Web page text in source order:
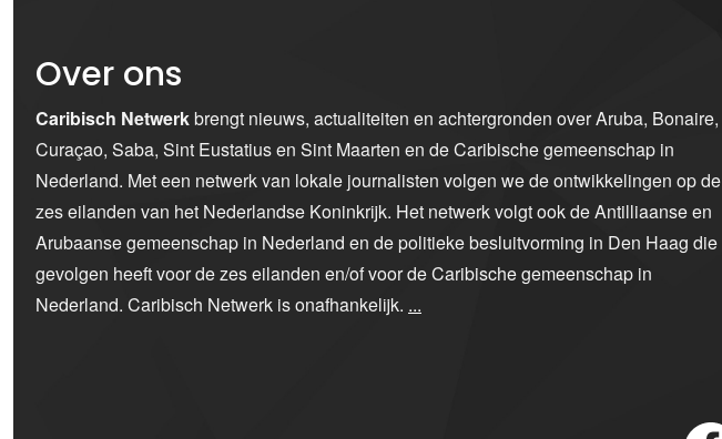
Over ons
Caribisch Netwerkbrengt nieuws, actualiteiten en achtergronden over Aruba, Bonaire,
Curaçao, Saba, Sint Eustatius en Sint Maarten en de Caribische gemeenschap in
Nederland. Met een netwerk van lokale journalisten volgen we de ontwikkelingen op de
zes eilanden van het Nederlandse Koninkrijk. Het netwerk volgt ook de Antilliaanse en
Arubaanse gemeenschap in Nederland en de politieke besluitvorming in Den Haag die
gevolgen heeft voor de zes eilanden en/of voor de Caribische gemeenschap in
Nederland. Caribisch Netwerk is onafhankelijk. ...